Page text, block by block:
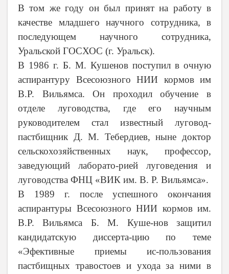
В том же году он был принят на работу в
качестве младшего научного сотрудника, в
последующем научного сотрудника,
Уральской ГОСХОС (г. Уральск).
В 1986 г. Б. М. Кушенов поступил в очную
аспирантуру Всесоюзного НИИ кормов им
В.Р. Вильямса. Он проходил обучение в
отделе луговодства, гдеего научным
руководителем стал известный луговод-
пастбищник Д. М. Тебердиев, ныне доктор
сельскохозяйственных наук, профессор,
заведующий лаборато-рией луговедения и
луговодства ФНЦ «ВИК им. В. Р. Вильямса».
В 1989 г. после успешного окончания
аспирантуры Всесоюзного НИИ кормов им.
В.Р. Вильямса Б. М. Куше-нов защитил
кандидатскую диссерта-цию по теме
«Эфективные приемы ис-пользования
пастбищных травостоев и ухода за ними в